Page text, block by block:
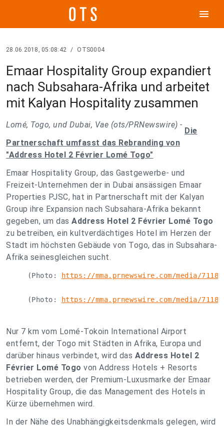
menu
28.06.2018, 05:08:42 / OTS0004
Emaar Hospitality Group expandiert
nach Subsahara-Afrika und arbeitet
mit Kalyan Hospitality zusammen
Lomé, Togo, und Dubai, Vae (ots/PRNewswire) -
Die
Partnerschaft umfasst das Rebranding von
"Address Hotel 2 Février Lomé Togo"
Emaar Hospitality Group, das Gastgewerbe- und
Freizeit-Unternehmen der in Dubai ansässigen Emaar
Properties PJSC, hat in Partnerschaft mit der Kalyan
Group ihre Expansion nach Subsahara-Afrika bekannt
gegeben, um das Address Hotel 2 Février Lomé Togo
zu betreiben, ein kultverdächtiges Hotel im Herzen der
Stadt im höchsten Gebäude von Togo, das in Subsahara-
Afrika seinesgleichen sucht.
     (Photo:
https://mma.prnewswire.com/media/
     (Photo:
https://mma.prnewswire.com/media/
Nur 7 km vom Lomé-Tokoin International Airport
entfernt, der Togo mit Städten in Afrika, Europa und
darüber hinaus verbindet, wird das Address Hotel 2
Février Lomé Togo von Address Hotels + Resorts
betrieben werden, der Premium-Luxusmarke der Emaar
Hospitality Group, die das Management des Hotels in
Kürze übernehmen wird.
In der Nähe des Unabhängigkeitsdenkmals gelegen, wird